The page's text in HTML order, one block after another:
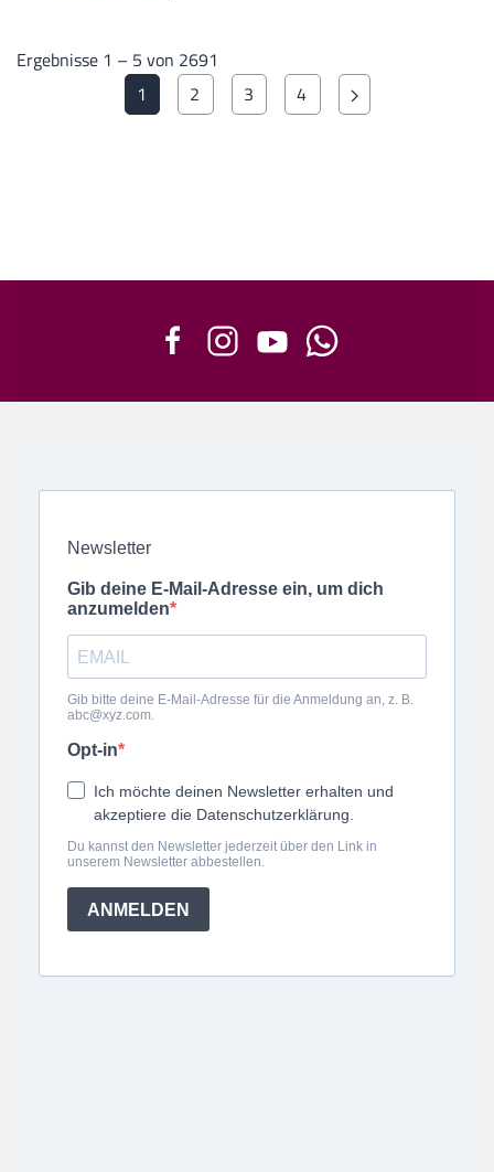
Ergebnisse 1 – 5 von 2691
1
2 3 4